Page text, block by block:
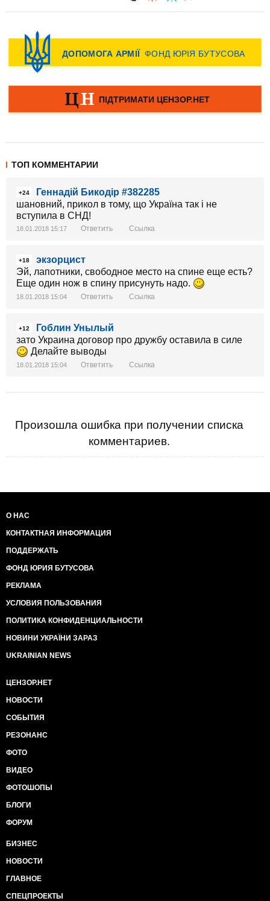
ТОП КОММЕНТАРИИ
+24
Геннадій Бикодір #382285
шановний, прикол в тому, що Україна так і не
вступила в СНД!
18.01.2018 15:17 Ответить Ссылка
+18
экзорцист
Эй, лапотники, свободное место на спине еще есть?
Еще один нож в спину присунуть надо.
18.01.2018 15:04 Ответить Ссылка
+12
Гоблин Унылый
зато Украина договор про дружбу оставила в силе
Делайте выводы
18.01.2018 15:04 Ответить Ссылка
Произошла ошибка при получении списка
комментариев.
О НАС
КОНТАКТНАЯ ИНФОРМАЦИЯ
ПОДДЕРЖАТЬ
ФОНД ЮРИЯ БУТУСОВА
РЕКЛАМА
УСЛОВИЯ ПОЛЬЗОВАНИЯ
ПОЛИТИКА КОНФИДЕНЦИАЛЬНОСТИ
НОВИНИ УКРАЇНИ ЗАРАЗ
UKRAINIAN NEWS
ЦЕНЗОР.НЕТ
НОВОСТИ
СОБЫТИЯ
РЕЗОНАНС
ФОТО
ВИДЕО
ФОТОШОПЫ
БЛОГИ
ФОРУМ
БИЗНЕС
НОВОСТИ
ГЛАВНОЕ
СПЕЦПРОЕКТЫ